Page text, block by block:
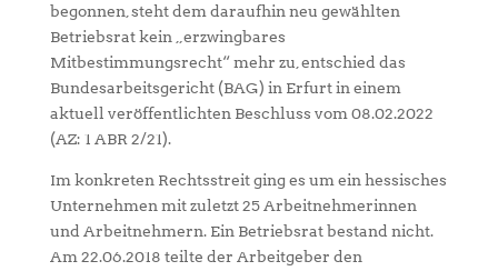
begonnen, steht dem daraufhin neu gewählten
Betriebsrat kein „erzwingbares
Mitbestimmungsrecht“ mehr zu, entschied das
Bundesarbeitsgericht (BAG) in Erfurt in einem
aktuell veröffentlichten Beschluss vom 08.02.2022
(AZ: 1 ABR 2/21).
Im konkreten Rechtsstreit ging es um ein hessisches
Unternehmen mit zuletzt 25 Arbeitnehmerinnen
und Arbeitnehmern. Ein Betriebsrat bestand nicht.
Am 22.06.2018 teilte der Arbeitgeber den